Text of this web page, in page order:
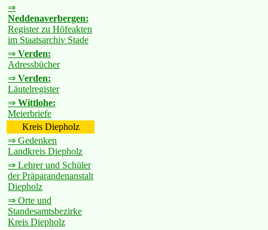
⇒
Neddenaverbergen:
Register zu Höfeakten
im Staatsarchiv Stade
⇒ Verden:
Adressbücher
⇒ Verden:
Läutelregister
⇒ Wittlohe:
Meierbriefe
Kreis Diepholz
⇒ Gedenken
Landkreis Diepholz
⇒ Lehrer und Schüler
der Präparandenanstalt
Diepholz
⇒ Orte und
Standesamtsbezirke
Kreis Diepholz